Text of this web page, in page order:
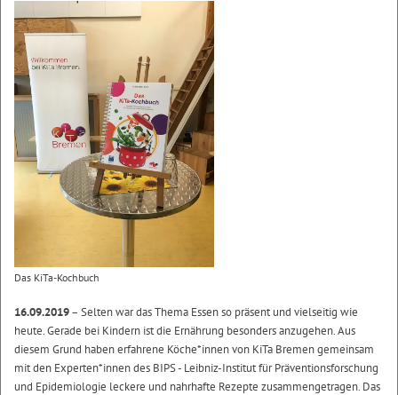
Das KiTa-Kochbuch
16.09.2019– Selten war das Thema Essen so präsent und vielseitig wie
heute. Gerade bei Kindern ist die Ernährung besonders anzugehen. Aus
diesem Grund haben erfahrene Köche*innen von KiTa Bremen gemeinsam
mit den Experten*innen des BIPS - Leibniz-Institut für Präventionsforschung
und Epidemiologie leckere und nahrhafte Rezepte zusammengetragen. Das